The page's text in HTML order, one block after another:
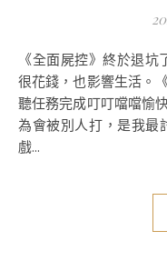
《全面屍控》終於退坑了。 去年年底，就想著要退坑，因為
很花錢，也影響生活。
聽任務完成叮叮噹噹愉
為會被別人打，是我最
戲...